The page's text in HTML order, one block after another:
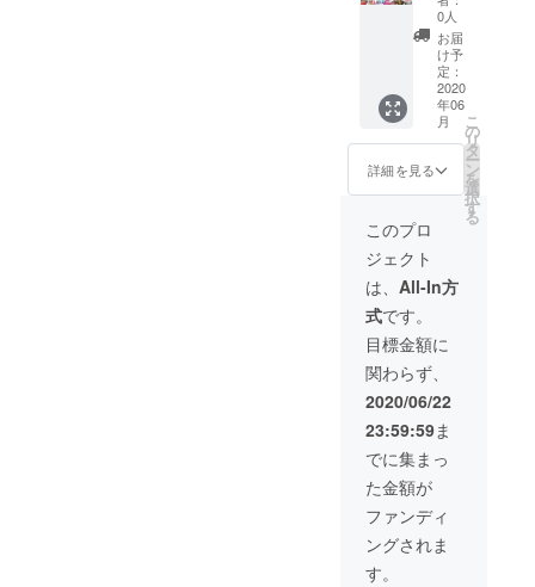
をお送
りいた
しま
す。
てたら
教えて
くださ
い。秒
でフォ
ローし
にいき
ます！
◎リ
・
Mが超
感謝し
ます！
ご登録
されて
いる
メール
アドレ
PHOTO
Mから
感謝の
メッ
セージ
メール
をお送
amやっ
てたら
教えて
くださ
い。秒
でフォ
ローし
にいき
ます！
内容◎
・
PHOTO
Mが超
感謝し
ます！
ご登録
されて
いる
メール
アドレ
スへ、
PHOTO
Mから
感謝の
メッ
セージ
メール
ドコー
ス・ラ
イセン
ス)■
50000
円 販売
商品(カ
レン
ダーやT
シャ
ツ、雑
貨など)
への利
用も可
能な特
別ライ
センス
「ゴー
ルド
コース
｜8800
円(税
抜)/月」
と同等
のライ
センス
を6ヶ月
分お付
けしま
0人
お届
け予
定：
2020
年06
月
詳細を見る
こ
の
リ
タ
ー
ン
を
選
択
す
る
このプロ
ジェクト
は、 All-In方
式です。
目標金額に
関わらず、
2020/06/22
23:59:59ま
でに集まっ
た金額が
ファンディ
ングされま
す。